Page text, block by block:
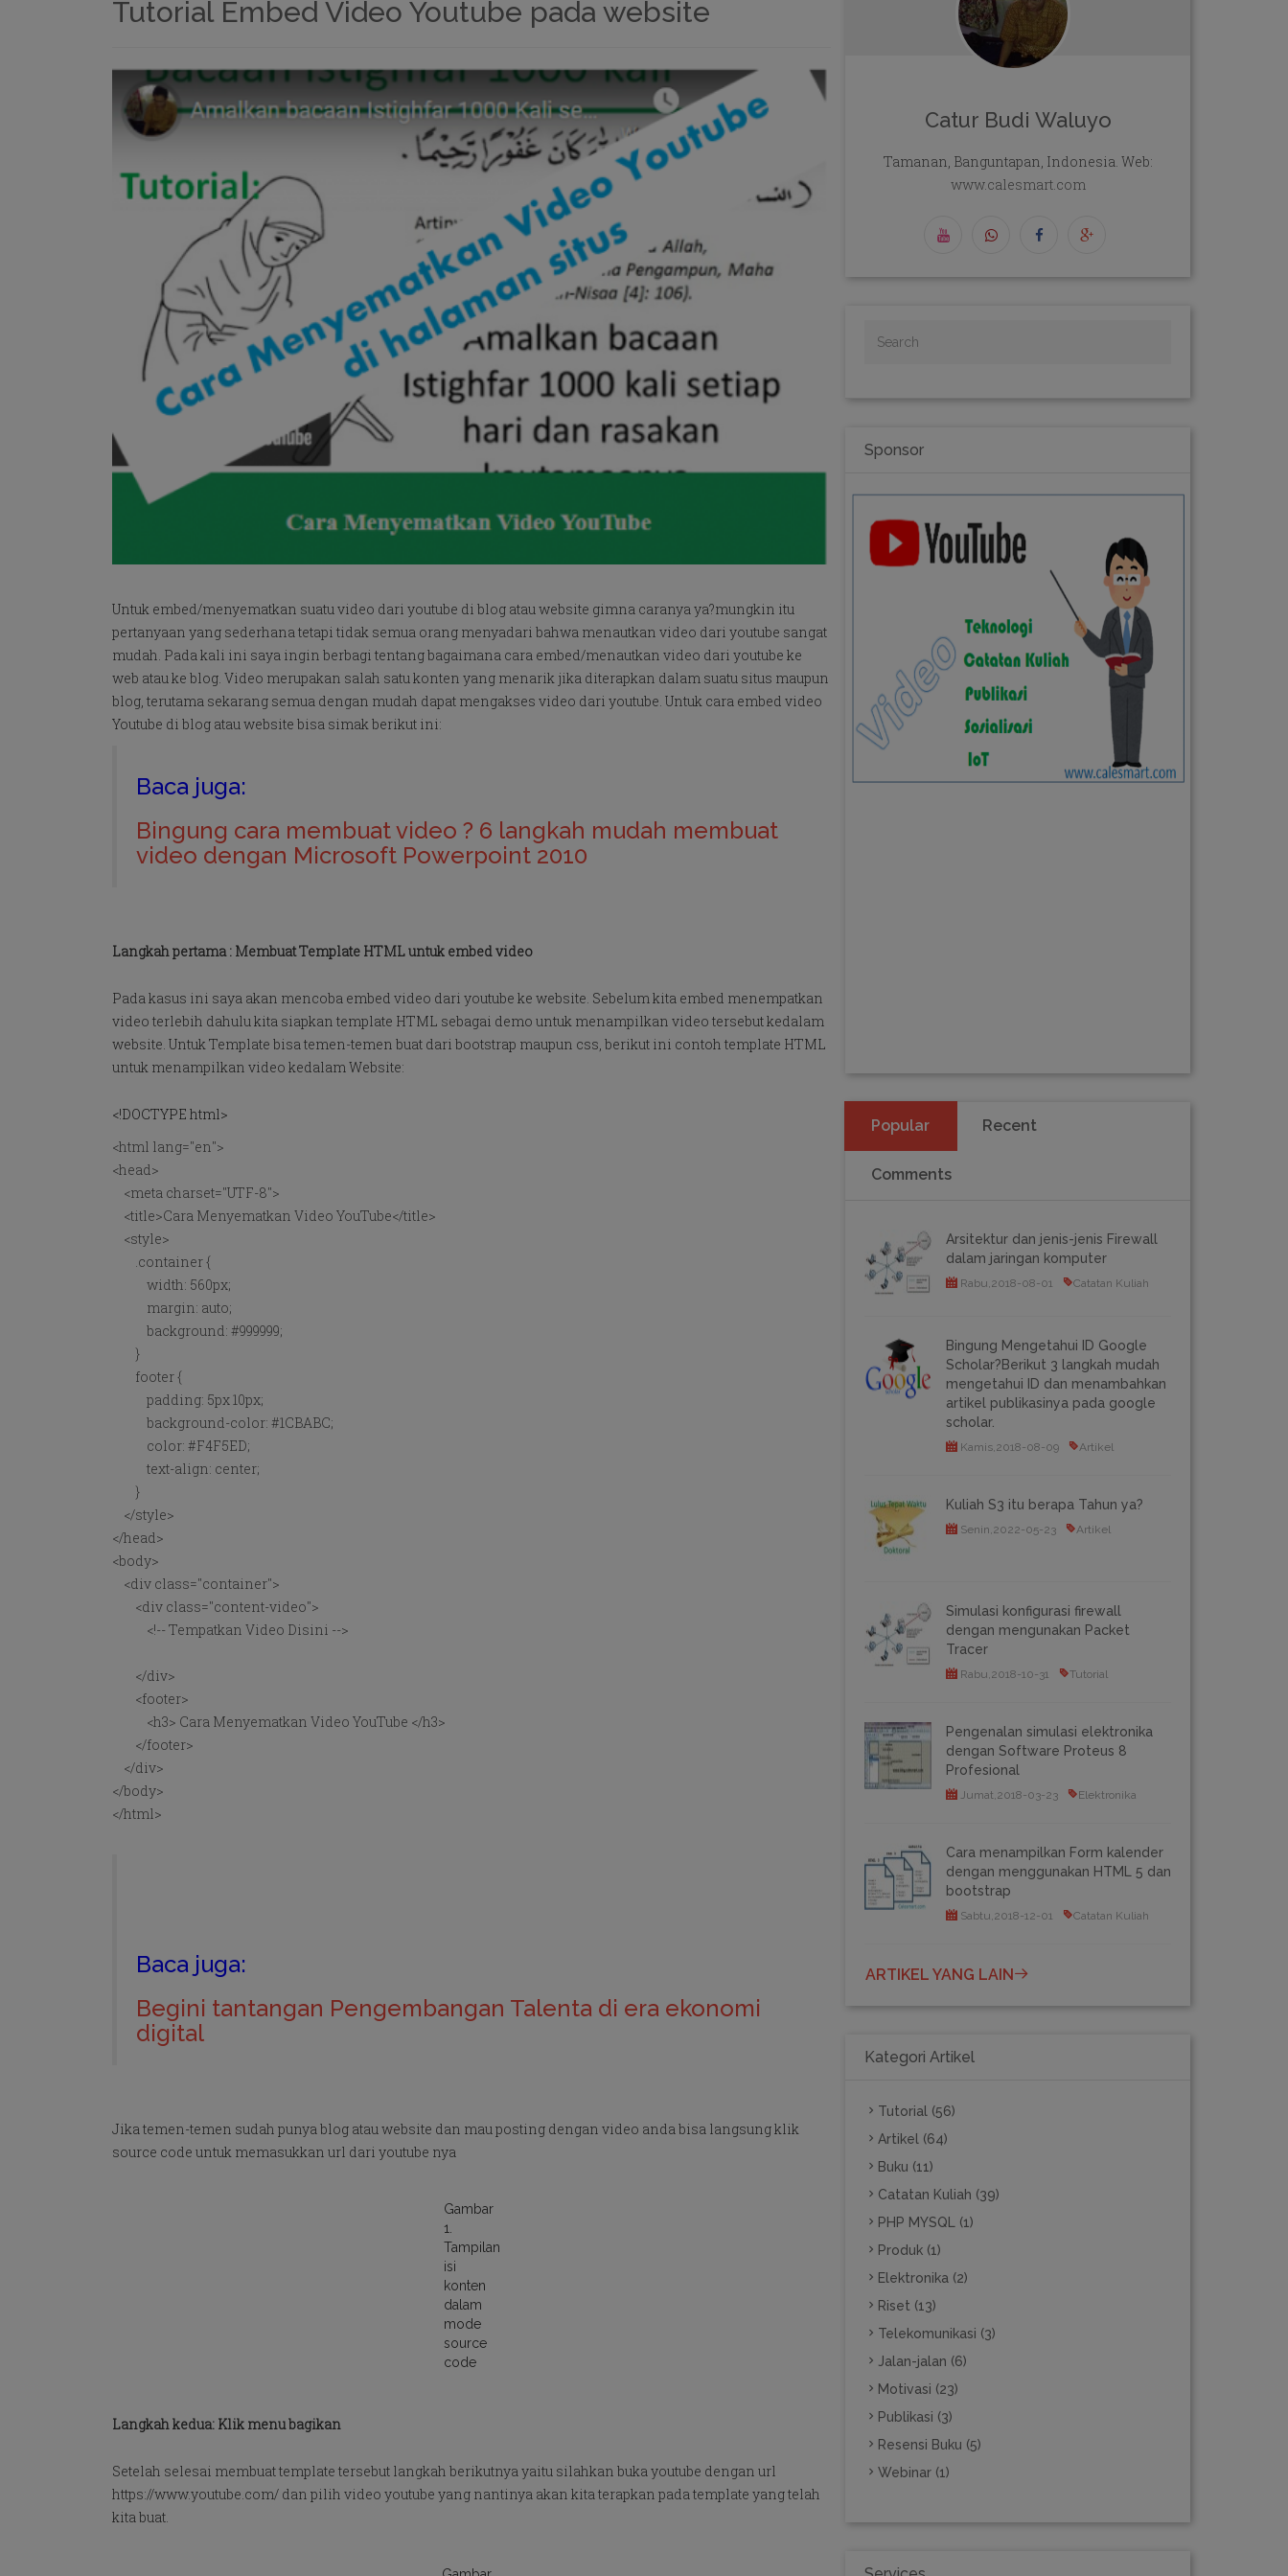
Tutorial Embed Video Youtube pada website
Untuk embed/menyematkan suatu video dari youtube di blog atau website gimna caranya ya?mungkin itu
pertanyaan yang sederhana tetapi tidak semua orang menyadari bahwa menautkan video dari youtube sangat
mudah. Pada kali ini saya ingin berbagi tentang bagaimana cara embed/menautkan video dari youtube ke
web atau ke blog. Video merupakan salah satu konten yang menarik jika diterapkan dalam suatu situs maupun
blog, terutama sekarang semua dengan mudah dapat mengakses video dari youtube. Untuk cara embed video
Youtube di blog atau website bisa simak berikut ini:
Baca juga:
Bingung cara membuat video ? 6 langkah mudah membuat
video dengan Microsoft Powerpoint 2010
Langkah pertama : Membuat Template HTML untuk embed video
Pada kasus ini saya akan mencoba embed video dari youtube ke website. Sebelum kita embed menempatkan
video terlebih dahulu kita siapkan template HTML sebagai demo untuk menampilkan video tersebut kedalam
website. Untuk Template bisa temen-temen buat dari bootstrap maupun css, berikut ini contoh template HTML
untuk menampilkan video kedalam Website:
<!DOCTYPE html>
<html lang="en">
<head>
<meta charset="UTF-8">
<title>Cara Menyematkan Video YouTube</title>
<style>
.container {
width: 560px;
margin: auto;
background: #999999;
}
footer {
padding: 5px 10px;
background-color: #1CBABC;
color: #F4F5ED;
text-align: center;
}
</style>
</head>
<body>
<div class="container">
<div class="content-video">
<!-- Tempatkan Video Disini -->
</div>
<footer>
<h3> Cara Menyematkan Video YouTube </h3>
</footer>
</div>
</body>
</html>
Baca juga:
Begini tantangan Pengembangan Talenta di era ekonomi
digital
Jika temen-temen sudah punya blog atau website dan mau posting dengan video anda bisa langsung klik
source code untuk memasukkan url dari youtube nya
Gambar
1.
Tampilan
isi
konten
dalam
mode
source
code
Langkah kedua: Klik menu bagikan
Setelah selesai membuat template tersebut langkah berikutnya yaitu silahkan buka youtube dengan url
https://www.youtube.com/ dan pilih video youtube yang nantinya akan kita terapkan pada template yang telah
kita buat.
Catur Budi Waluyo
Tamanan, Banguntapan, Indonesia. Web:
www.calesmart.com
Sponsor
Popular Recent
Comments
Arsitektur dan jenis-jenis Firewall
dalam jaringan komputer
Rabu,2018-08-01 Catatan Kuliah
Bingung Mengetahui ID Google
Scholar?Berikut 3 langkah mudah
mengetahui ID dan menambahkan
artikel publikasinya pada google
scholar.
Kamis,2018-08-09 Artikel
Kuliah S3 itu berapa Tahun ya?
Senin,2022-05-23 Artikel
Simulasi konfigurasi firewall
dengan mengunakan Packet
Tracer
Rabu,2018-10-31 Tutorial
Pengenalan simulasi elektronika
dengan Software Proteus 8
Profesional
Jumat,2018-03-23 Elektronika
Cara menampilkan Form kalender
dengan menggunakan HTML 5 dan
bootstrap
Sabtu,2018-12-01 Catatan Kuliah
ARTIKEL YANG LAIN
Kategori Artikel
Tutorial (56)
Artikel (64)
Buku (11)
Catatan Kuliah (39)
PHP MYSQL (1)
Produk (1)
Elektronika (2)
Riset (13)
Telekomunikasi (3)
Jalan-jalan (6)
Motivasi (23)
Publikasi (3)
Resensi Buku (5)
Webinar (1)